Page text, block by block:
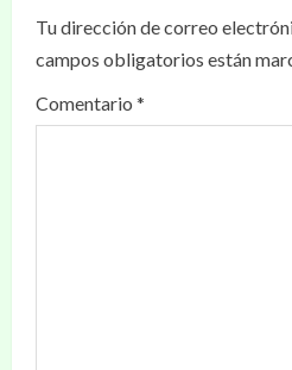
Tu dirección de correo
campos obligatorios están
Comentario *